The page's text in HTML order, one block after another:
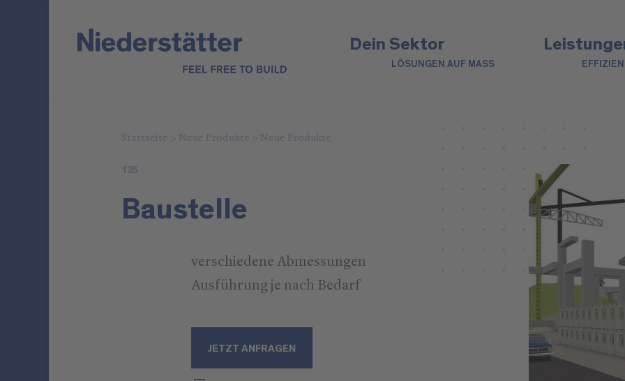
Dein Sektor
LÖSUNGEN AUF MASS
125
Baustelle
verschiedene Abmessungen
Ausführung je nach Bedarf
JETZT ANFRAGEN
Startseite > Neue Produkte > Neue Produkte